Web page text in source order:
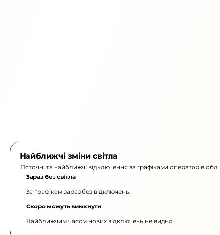
Найближчі зміни світла
Поточні та найближчі відключення за графіками операторів
Зараз без світла
За графіком зараз без відключень.
Скоро можуть вимкнути
Найближчим часом нових відключень не видно.